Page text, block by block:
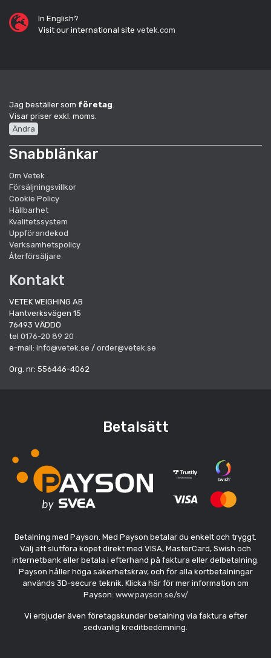
In English?
Visit our international site vetek.com
Jag beställer som företag.
Visar priser exkl. moms.
Ändra
Snabblänkar
Om Vetek
Försäljningsvillkor
Cookie Policy
Hållbarhet
Kvalitetssystem
Uppförandekod
Verksamhetspolicy
Återförsäljare
Kontakt
VETEK WEIGHING AB
Hantverksvägen 15
76493 VÄDDÖ
tel 0176-20 89 20
e-mail: info@vetek.se / order@vetek.se
Org. nr: 556446-4062
Betalsätt
Betalning med Payson. Med Payson betalar du enkelt och tryggt.
Välj att slutföra köpet direkt med VISA, MasterCard, Swish och
internetbank eller betala i efterhand på faktura eller delbetalning.
Payson håller höga säkerhetskrav, och för alla kortbetalningar
används 3D-secure teknik. Klicka här för mer information om
Payson: www.payson.se/sv/
Vi erbjuder även företagskunder betalning via faktura efter
sedvanlig kreditbedömning.